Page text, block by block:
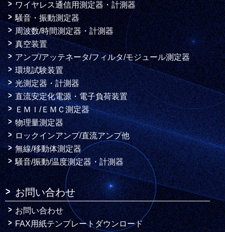
ワイヤレス通信用測定器・計測器
騒音・振動測定器
周波数/時間測定器・計測器
真空装置
アンプ/アッテネータ/フィルタ/モジュール測定器
環境試験装置
光測定器・計測器
直流安定化電源・電子負荷装置
ＥＭＩ/ＥＭＣ測定器
物理量測定器
ロックインアンプ/直流アンプ他
無線/移動体測定器
騒音/振動/温度測定器・計測器
お問い合わせ
お問い合わせ
FAX用紙テンプレートダウンロード